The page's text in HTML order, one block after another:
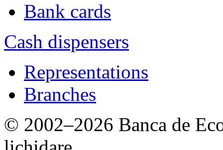
Bank cards
Cash dispensers
Representations
Branches
© 2002–2026 Banca de